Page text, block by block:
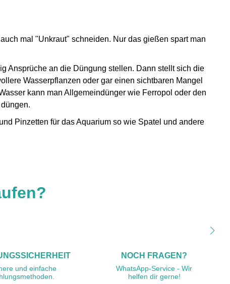
mal "Unkraut" schneiden. Nur das gießen spart man
Ansprüche an die Düngung stellen. Dann stellt sich die
Wasserpflanzen oder gar einen sichtbaren Mangel
kann man Allgemeindünger wie Ferropol oder den
Pinzetten für das Aquarium so wie Spatel und andere
und einfache
NOCH FRAGEN?
WhatsApp-Service - Wir
helfen dir gerne!